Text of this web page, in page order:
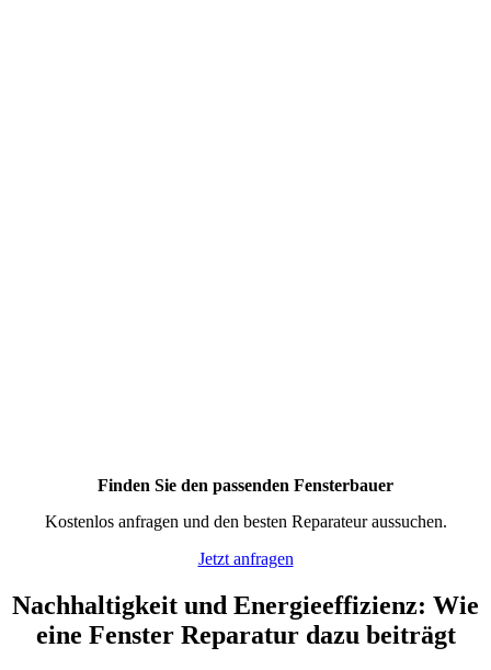
Finden Sie den passenden Fensterbauer
Kostenlos anfragen und den besten Reparateur aussuchen.
Jetzt anfragen
Nachhaltigkeit und Energieeffizienz: Wie
eine Fenster Reparatur dazu beiträgt